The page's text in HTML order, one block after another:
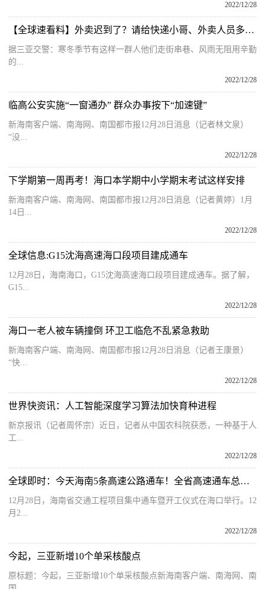
2022/12/28
【全球速看料】外卖迟到了？请给快递小哥、外卖人员多些理解和包容
据三亚交警：寒冬季节有这样一群人他们走街串巷、风雨无阻用辛勤
的...
2022/12/28
临高公安实施“一窗通办” 群众办事按下“加速键”
新海南客户端、南海网、南国都市报12月28日消息（记者林文泉）
“没...
2022/12/28
下学期第一周再考！海口本学期中小学期末考试这样安排
新海南客户端、南海网、南国都市报12月28日消息（记者黄婷）1月
14日...
2022/12/28
全球信息:G15沈海高速海口段项目建成通车
12月28日，海南海口，G15沈海高速海口段项目建成通车。据了解，
G15...
2022/12/28
海口一老人被车辆撞倒 环卫工临危不乱紧急救助
新海南客户端、南海网、南国都市报12月28日消息（记者王康景）
“快...
2022/12/28
世界快资讯：人工智能深度学习算法加快育种进程
新京报讯（记者周怀宗）近日，记者从中国农科院获悉，一种基于人
工...
2022/12/28
全球即时：今天海南5条高速公路通车！全省高速通车总里程达1397公里
12月28日，海南省交通工程项目集中通车暨开工仪式在海口举行。12
月2...
2022/12/28
今起，三亚新增10个单采核酸点
原标题：今起，三亚新增10个单采核酸点新海南客户端、南海网、南